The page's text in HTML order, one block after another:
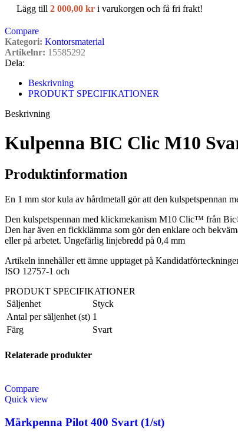
Lägg till 2 000,00 kr i varukorgen och få fri frakt!
Compare
Kategori: Kontorsmaterial
Artikelnr: 15585292
Dela:
Beskrivning
PRODUKT SPECIFIKATIONER
Beskrivning
Kulpenna BIC Clic M10
Produktinformation
En 1 mm stor kula av hårdmetall gör att den
Den kulspetspennan med klickmekanism M10 Clic™ från
Den har även en fickklämma som gör den enklare och
eller på arbetet. Ungefärlig linjebredd på 0,4 mm
Artikeln innehåller ett ämne upptaget på
ISO 12757-1 och
PRODUKT SPECIFIKATIONER
Säljenhet
Styck
Antal per säljenhet (st) 1
Färg
Svart
Relaterade produkter
Compare
Quick view
Märkpenna Pilot 400 Svart (1/st)